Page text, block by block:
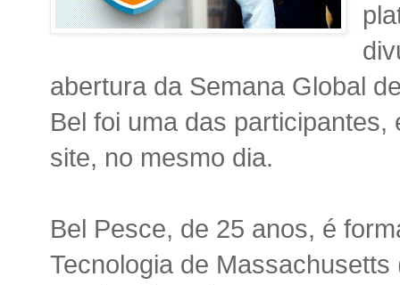
abertura da Semana Global
Bel foi uma das
site, no mesmo dia.
Bel Pesce, de 25 anos, é
Tecnologia de